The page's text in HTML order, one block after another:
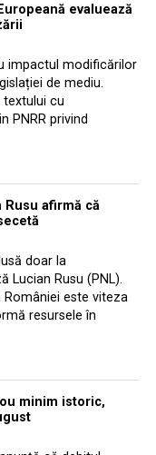
evaluează
impactul modificărilor
de mediu.
cu
PNRR privind
Rusu afirmă că
doar la
Lucian Rusu (PNL).
României este viteza
resursele în
minim istoric,